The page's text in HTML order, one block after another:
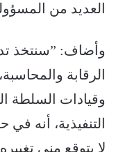
العديد من
وأضاف: ”سنتخذ
الرقابة
وقيادات السلطة
التنفيذية، أنه
لا يتوقع مني